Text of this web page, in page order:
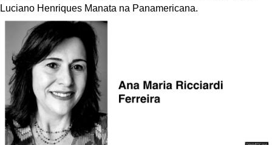
Luciano Henriques Manata na Panamericana.